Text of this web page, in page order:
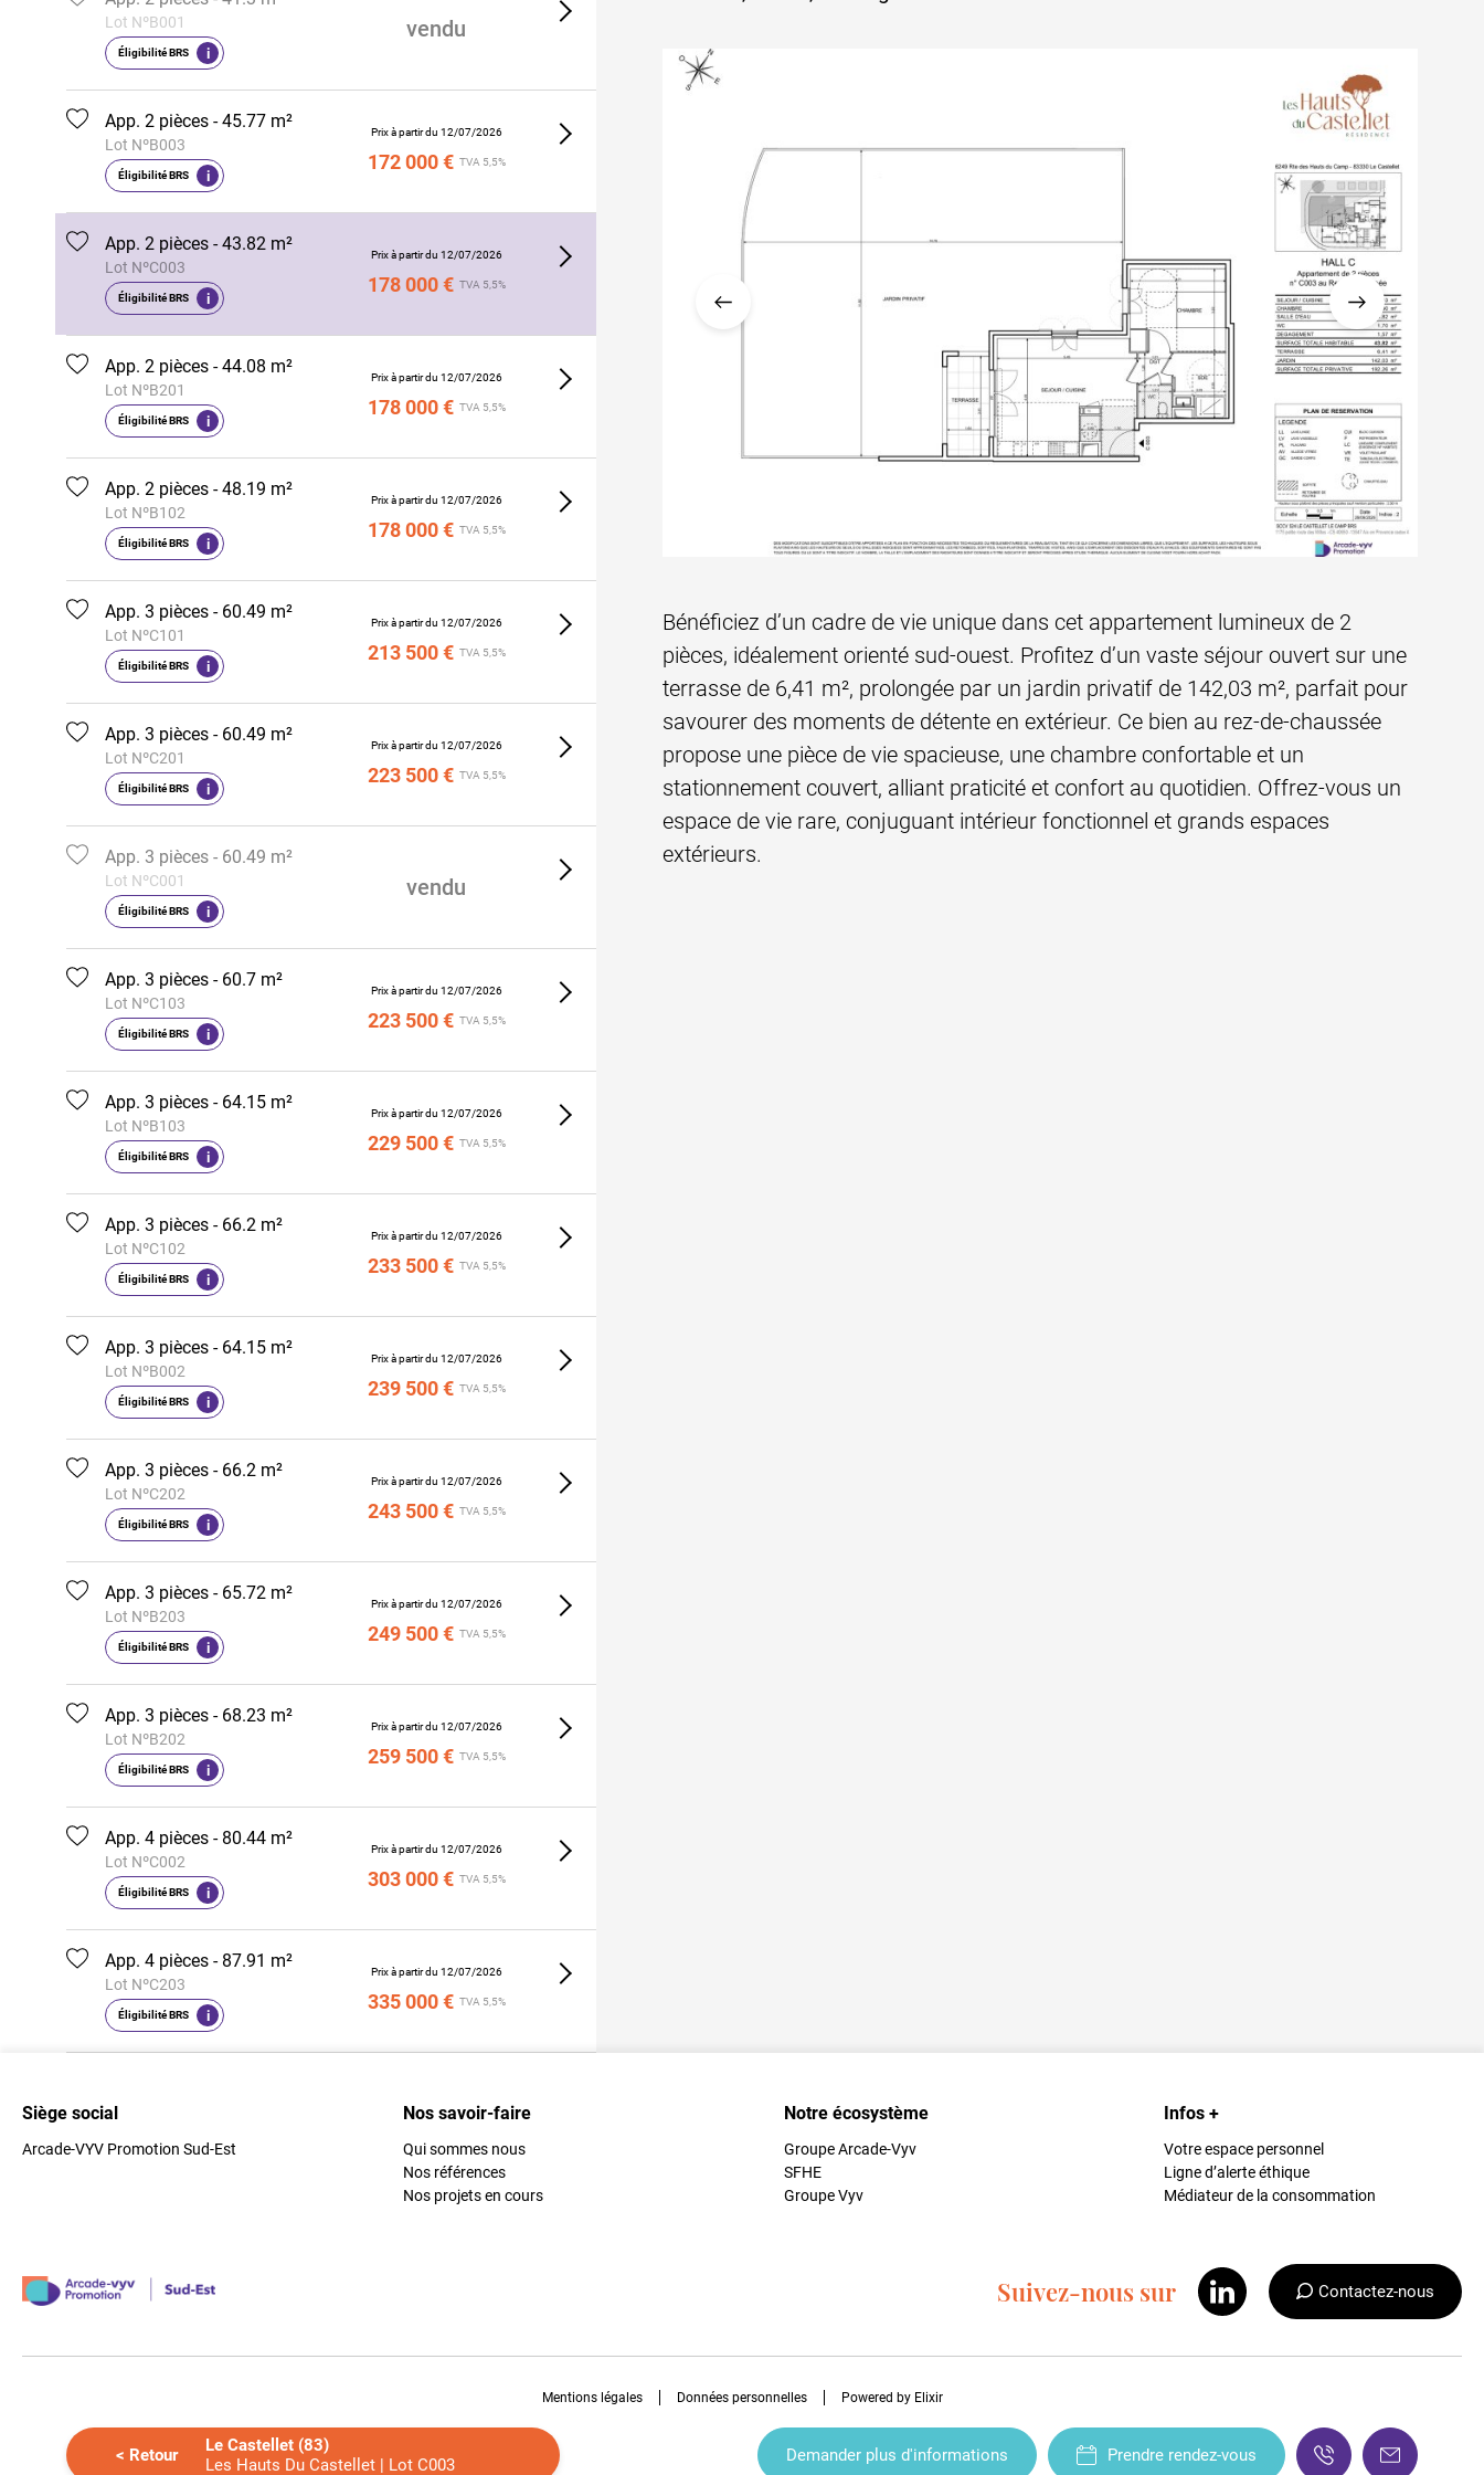
< Retour Le Castellet
(83)
Les Hauts Du Castellet | Lot C003
Lot NºB001
Éligibilité BRS i
vendu
App. 2 pièces - 45.77 m²
Lot NºB003
Éligibilité BRS i
Prix à partir du 12/07/2026
172 000 € TVA 5,5%
App. 2 pièces - 43.82 m²
Lot NºC003
Éligibilité BRS i
Prix à partir du 12/07/2026
178 000 € TVA 5,5%
App. 2 pièces - 44.08 m²
Lot NºB201
Éligibilité BRS i
Prix à partir du 12/07/2026
178 000 € TVA 5,5%
App. 2 pièces - 48.19 m²
Lot NºB102
Éligibilité BRS i
Prix à partir du 12/07/2026
178 000 € TVA 5,5%
App. 3 pièces - 60.49 m²
Lot NºC101
Éligibilité BRS i
Prix à partir du 12/07/2026
213 500 € TVA 5,5%
App. 3 pièces - 60.49 m²
Lot NºC201
Éligibilité BRS i
Prix à partir du 12/07/2026
223 500 € TVA 5,5%
App. 3 pièces - 60.49 m²
Lot NºC001
Éligibilité BRS i
vendu
App. 3 pièces - 60.7 m²
Lot NºC103
Éligibilité BRS i
Prix à partir du 12/07/2026
223 500 € TVA 5,5%
App. 3 pièces - 64.15 m²
Lot NºB103
Éligibilité BRS i
Prix à partir du 12/07/2026
229 500 € TVA 5,5%
App. 3 pièces - 66.2 m²
Lot NºC102
Éligibilité BRS i
Prix à partir du 12/07/2026
233 500 € TVA 5,5%
App. 3 pièces - 64.15 m²
Lot NºB002
Éligibilité BRS i
Prix à partir du 12/07/2026
239 500 € TVA 5,5%
App. 3 pièces - 66.2 m²
Lot NºC202
Éligibilité BRS i
Prix à partir du 12/07/2026
243 500 € TVA 5,5%
App. 3 pièces - 65.72 m²
Lot NºB203
Éligibilité BRS i
Prix à partir du 12/07/2026
249 500 € TVA 5,5%
App. 3 pièces - 68.23 m²
Lot NºB202
Éligibilité BRS i
Prix à partir du 12/07/2026
259 500 € TVA 5,5%
App. 4 pièces - 80.44 m²
Lot NºC002
Éligibilité BRS i
Prix à partir du 12/07/2026
303 000 € TVA 5,5%
App. 4 pièces - 87.91 m²
Lot NºC203
Éligibilité BRS i
Prix à partir du 12/07/2026
335 000 € TVA 5,5%
Bénéficiez d’un cadre de vie unique dans cet appartement lumineux de 2
pièces, idéalement orienté sud-ouest. Profitez d’un vaste séjour ouvert sur une
terrasse de 6,41 m², prolongée par un jardin privatif de 142,03 m², parfait pour
savourer des moments de détente en extérieur. Ce bien au rez-de-chaussée
propose une pièce de vie spacieuse, une chambre confortable et un
stationnement couvert, alliant praticité et confort au quotidien. Offrez-vous un
espace de vie rare, conjuguant intérieur fonctionnel et grands espaces
extérieurs.
Siège social
Arcade-VYV Promotion Sud-Est
Nos savoir-faire
Qui sommes nous
Nos références
Nos projets en cours
Notre écosystème
Groupe Arcade-Vyv
SFHE
Groupe Vyv
Infos +
Votre espace personnel
Ligne d’alerte éthique
Médiateur de la consommation
Suivez-nous sur Contactez-nous
Mentions légales Données personnelles Powered by Elixir
Demander plus d'informations Prendre rendez-vous